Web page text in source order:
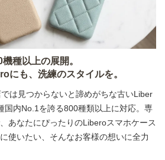
機種以上の展開。
にも、洗練のスタイルを。
は見つからないと諦めがちな古いLiber
国内No.1を誇る800種類以上に対応。専
あなたにぴったりのLiberoスマホケース
使いたい、そんなお客様の想いに全力